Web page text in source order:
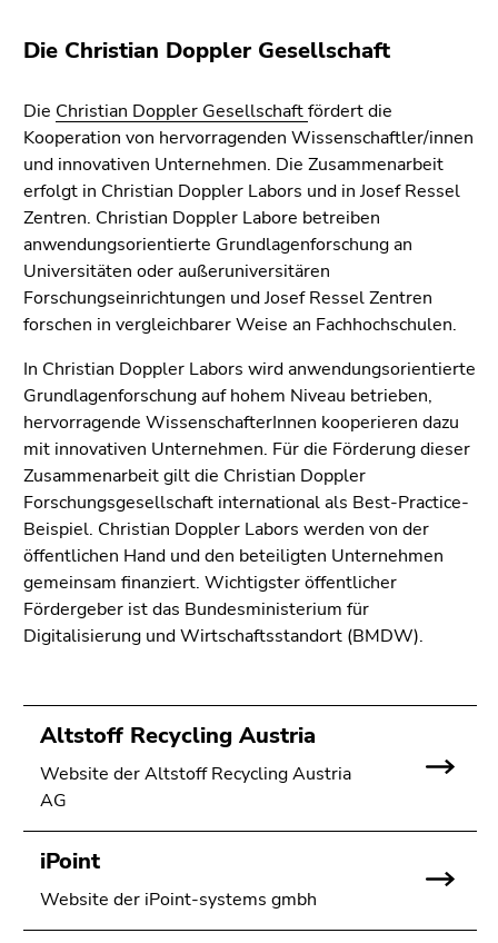
Link.
Zum
Inhalt
(Zugriffstaste
1)
Zur
Positionsanzeige
(Zugriffstaste
2)
Zur
(Zugriffstaste
3)
Zur
Unternavigation
(Zugriffstaste
4)
Zu
den
Zusatzinformationen
(Zugriffstaste
5)
(Benutzer/Sprache)
(Zugriffstaste
8)
Zur
Suche
9)
Die Christian Doppler Gesellschaft
Die Christian Doppler Gesellschaftfördert die
Kooperation von hervorragenden Wissenschaftler/innen
und innovativen Unternehmen. Die Zusammenarbeit
erfolgt in Christian Doppler Labors und in Josef Ressel
Zentren. Christian Doppler Labore betreiben
anwendungsorientierte Grundlagenforschung an
Universitäten oder außeruniversitären
Forschungseinrichtungen und Josef Ressel Zentren
forschen in vergleichbarer Weise an Fachhochschulen.
In Christian Doppler Labors wird anwendungsorientierte
Grundlagenforschung auf hohem Niveau betrieben,
hervorragende WissenschafterInnen kooperieren dazu
mit innovativen Unternehmen. Für die Förderung dieser
Zusammenarbeit gilt die Christian Doppler
Forschungsgesellschaft international als Best-Practice-
Beispiel. Christian Doppler Labors werden von der
öffentlichen Hand und den beteiligten Unternehmen
gemeinsam finanziert. Wichtigster öffentlicher
Fördergeber ist das Bundesministerium für
Digitalisierung und Wirtschaftsstandort (BMDW).
Altstoff Recycling Austria
Website der Altstoff Recycling Austria
AG
iPoint
Website der iPoint-systems gmbh